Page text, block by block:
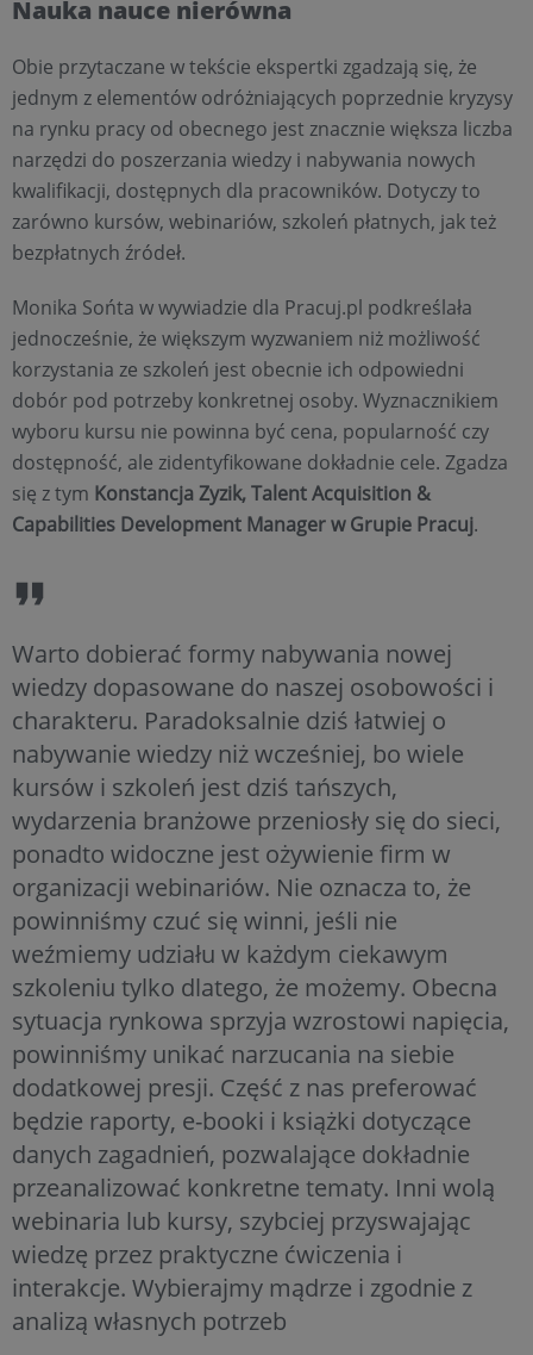
Nauka nauce nierówna
Obie przytaczane w tekście ekspertki zgadzają się, że
jednym z elementów odróżniających poprzednie kryzysy
na rynku pracy od obecnego jest znacznie większa liczba
narzędzi do poszerzania wiedzy i nabywania nowych
kwalifikacji, dostępnych dla pracowników. Dotyczy to
zarówno kursów, webinariów, szkoleń płatnych, jak też
bezpłatnych źródeł.
Monika Sońta w wywiadzie dla Pracuj.pl podkreślała
jednocześnie, że większym wyzwaniem niż możliwość
korzystania ze szkoleń jest obecnie ich odpowiedni
dobór pod potrzeby konkretnej osoby. Wyznacznikiem
wyboru kursu nie powinna być cena, popularność czy
dostępność, ale zidentyfikowane dokładnie cele. Zgadza
się z tym Konstancja Zyzik, Talent Acquisition &
Capabilities Development Manager w Grupie Pracuj.
Warto dobierać formy nabywania nowej
wiedzy dopasowane do naszej osobowości i
charakteru. Paradoksalnie dziś łatwiej o
nabywanie wiedzy niż wcześniej, bo wiele
kursów i szkoleń jest dziś tańszych,
wydarzenia branżowe przeniosły się do sieci,
ponadto widoczne jest ożywienie firm w
organizacji webinariów. Nie oznacza to, że
powinniśmy czuć się winni, jeśli nie
weźmiemy udziału w każdym ciekawym
szkoleniu tylko dlatego, że możemy. Obecna
sytuacja rynkowa sprzyja wzrostowi napięcia,
powinniśmy unikać narzucania na siebie
dodatkowej presji. Część z nas preferować
będzie raporty, e-booki i książki dotyczące
danych zagadnień, pozwalające dokładnie
przeanalizować konkretne tematy. Inni wolą
webinaria lub kursy, szybciej przyswajając
wiedzę przez praktyczne ćwiczenia i
interakcje. Wybierajmy mądrze i zgodnie z
analizą własnych potrzeb